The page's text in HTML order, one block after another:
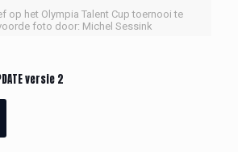
op het Olympia Talent Cup toernooi te
foto door: Michel Sessink
versie 2